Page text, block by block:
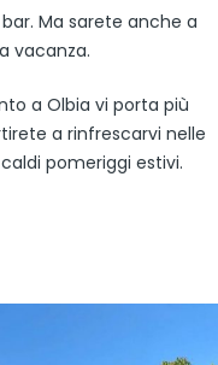
Ma sarete anche a
vacanza.
a Olbia vi porta più
a rinfrescarvi nelle
pomeriggi estivi.